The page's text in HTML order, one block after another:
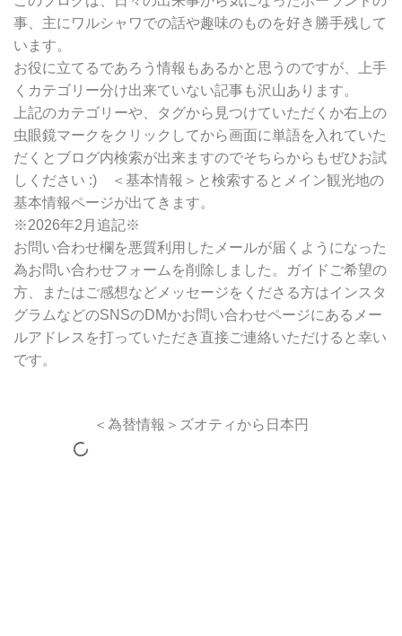
検
索
事、主にワルシャワでの話や趣味のものを好き勝手残して
います。
お役に立てるであろう情報もあるかと思うのですが、上手
くカテゴリー分け出来ていない記事も沢山あります。
上記のカテゴリーや、タグから見つけていただくか右上の
虫眼鏡マークをクリックしてから画面に単語を入れていた
だくとブログ内検索が出来ますのでそちらからもぜひお試
しください :) ＜基本情報＞と検索するとメイン観光地の
基本情報ページが出てきます。
※2026年2月追記※
お問い合わせ欄を悪質利用したメールが届くようになった
為お問い合わせフォームを削除しました。ガイドご希望の
方、またはご感想などメッセージをくださる方はインスタ
グラムなどのSNSのDMかお問い合わせページにあるメー
ルアドレスを打っていただき直接ご連絡いただけると幸い
です。
＜為替情報＞ズオティから日本円